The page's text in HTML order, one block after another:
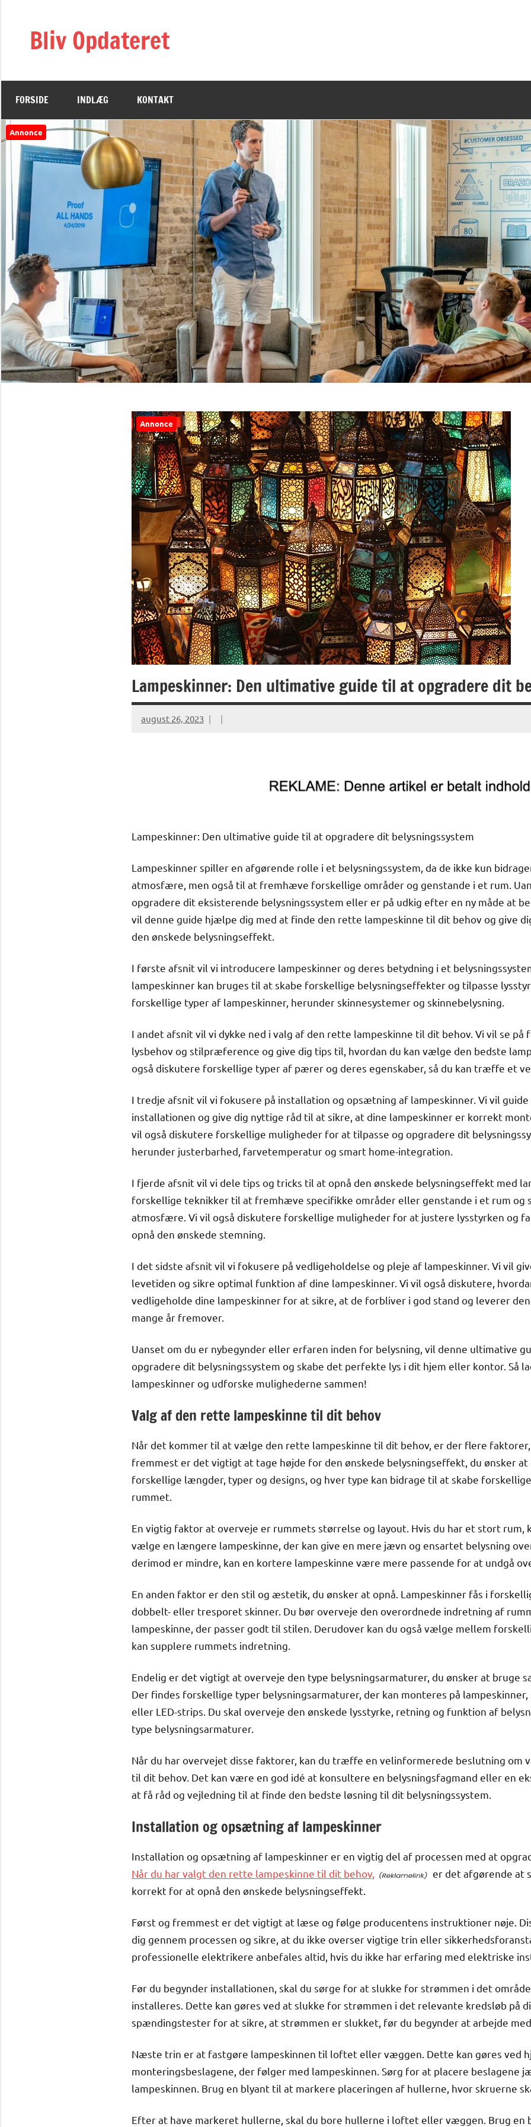
Bliv Opdateret
FORSIDE INDLÆG KONTAKT
Annonce
Annonce
Lampeskinner: Den ultimative guide til at opgradere dit
august 26, 2023
Lampeskinner: Den ultimative guide til at opgradere dit belysningssystem
Lampeskinner spiller en afgørende rolle i et belysningssystem, da de ikke kun
atmosfære, men også til at fremhæve forskellige områder og genstande i et rum.
opgradere dit eksisterende belysningssystem eller er på udkig efter en ny måde at
vil denne guide hjælpe dig med at finde den rette lampeskinne til dit behov og give
den ønskede belysningseffekt.
I første afsnit vil vi introducere lampeskinner og deres betydning i et
lampeskinner kan bruges til at skabe forskellige belysningseffekter og tilpasse
forskellige typer af lampeskinner, herunder skinnesystemer og skinnebelysning.
I andet afsnit vil vi dykke ned i valg af den rette lampeskinne til dit behov. Vi vil se på
lysbehov og stilpræference og give dig tips til, hvordan du kan vælge den bedste
også diskutere forskellige typer af pærer og deres egenskaber, så du kan træffe et
I tredje afsnit vil vi fokusere på installation og opsætning af lampeskinner. Vi vil
installationen og give dig nyttige råd til at sikre, at dine lampeskinner er korrekt
vil også diskutere forskellige muligheder for at tilpasse og opgradere dit
herunder justerbarhed, farvetemperatur og smart home-integration.
I fjerde afsnit vil vi dele tips og tricks til at opnå den ønskede belysningseffekt med
forskellige teknikker til at fremhæve specifikke områder eller genstande i et rum og
atmosfære. Vi vil også diskutere forskellige muligheder for at justere lysstyrken og
opnå den ønskede stemning.
I det sidste afsnit vil vi fokusere på vedligeholdelse og pleje af lampeskinner. Vi vil
levetiden og sikre optimal funktion af dine lampeskinner. Vi vil også diskutere,
vedligeholde dine lampeskinner for at sikre, at de forbliver i god stand og leverer
mange år fremover.
Uanset om du er nybegynder eller erfaren inden for belysning, vil denne ultimative
opgradere dit belysningssystem og skabe det perfekte lys i dit hjem eller kontor. Så
lampeskinner og udforske mulighederne sammen!
Valg af den rette lampeskinne til dit behov
Når det kommer til at vælge den rette lampeskinne til dit behov, er der flere
fremmest er det vigtigt at tage højde for den ønskede belysningseffekt, du ønsker at
forskellige længder, typer og designs, og hver type kan bidrage til at skabe
rummet.
En vigtig faktor at overveje er rummets størrelse og layout. Hvis du har et stort
vælge en længere lampeskinne, der kan give en mere jævn og ensartet belysning
derimod er mindre, kan en kortere lampeskinne være mere passende for at undgå
En anden faktor er den stil og æstetik, du ønsker at opnå. Lampeskinner fås i
dobbelt- eller tresporet skinner. Du bør overveje den overordnede indretning af
lampeskinne, der passer godt til stilen. Derudover kan du også vælge mellem
kan supplere rummets indretning.
Endelig er det vigtigt at overveje den type belysningsarmaturer, du ønsker at bruge
Der findes forskellige typer belysningsarmaturer, der kan monteres på
eller LED-strips. Du skal overveje den ønskede lysstyrke, retning og funktion af
type belysningsarmaturer.
Når du har overvejet disse faktorer, kan du træffe en velinformerede beslutning om
til dit behov. Det kan være en god idé at konsultere en belysningsfagmand eller en
at få råd og vejledning til at finde den bedste løsning til dit belysningssystem.
Installation og opsætning af lampeskinner
Installation og opsætning af lampeskinner er en vigtig del af processen med at
Når du har valgt den rette lampeskinne til dit behov,
er det afgørende at
korrekt for at opnå den ønskede belysningseffekt.
Først og fremmest er det vigtigt at læse og følge producentens instruktioner nøje.
dig gennem processen og sikre, at du ikke overser vigtige trin eller
professionelle elektrikere anbefales altid, hvis du ikke har erfaring med elektriske
Før du begynder installationen, skal du sørge for at slukke for strømmen i det
installeres. Dette kan gøres ved at slukke for strømmen i det relevante kredsløb på
spændingstester for at sikre, at strømmen er slukket, før du begynder at arbejde
Næste trin er at fastgøre lampeskinnen til loftet eller væggen. Dette kan gøres ved
monteringsbeslagene, der følger med lampeskinnen. Sørg for at placere beslagene
lampeskinnen. Brug en blyant til at markere placeringen af hullerne, hvor skruerne
Efter at have markeret hullerne, skal du bore hullerne i loftet eller væggen. Brug en